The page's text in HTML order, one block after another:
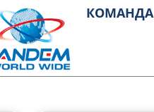
КОМАНДА